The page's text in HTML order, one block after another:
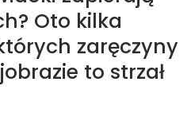
Oto kilka
zaręczyny
to strzał